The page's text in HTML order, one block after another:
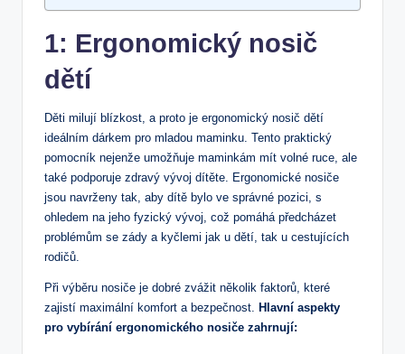
1: Ergonomický nosič
dětí
Děti milují blízkost, a proto je​ ergonomický nosič dětí
ideálním dárkem pro mladou maminku. Tento⁤ praktický
pomocník nejenže umožňuje maminkám mít⁢ volné‍ ruce, ale
také podporuje zdravý vývoj dítěte. Ergonomické nosiče
‌jsou navrženy tak, aby dítě bylo ve správné pozici, s
ohledem na jeho fyzický vývoj, což pomáhá předcházet
problémům se ‍zády a kyčlemi jak u dětí, tak u cestujících
rodičů.
Při ⁢výběru nosiče je dobré zvážit několik faktorů, ‍které
zajistí maximální komfort a bezpečnost. Hlavní aspekty
pro vybírání ergonomického nosiče zahrnují: